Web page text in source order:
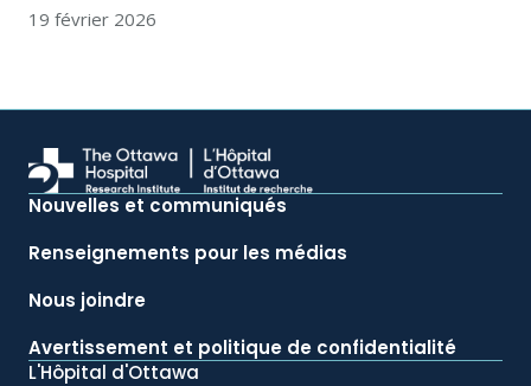
19 février 2026
Nouvelles et communiqués
Renseignements pour les médias
Nous joindre
Avertissement et politique de confidentialité
L'Hôpital d'Ottawa